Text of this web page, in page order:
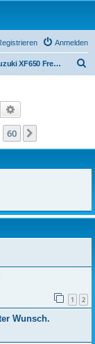
Anmelden
Suzuki XF650 Freewind
Suche
60
1 2
Wunsch.